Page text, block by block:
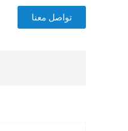
تواصل معنا